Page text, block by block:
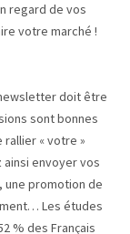
regard de vos
votre marché !
doit être
sont bonnes
« votre »
ainsi envoyer vos
une promotion de
Les études
% des Français